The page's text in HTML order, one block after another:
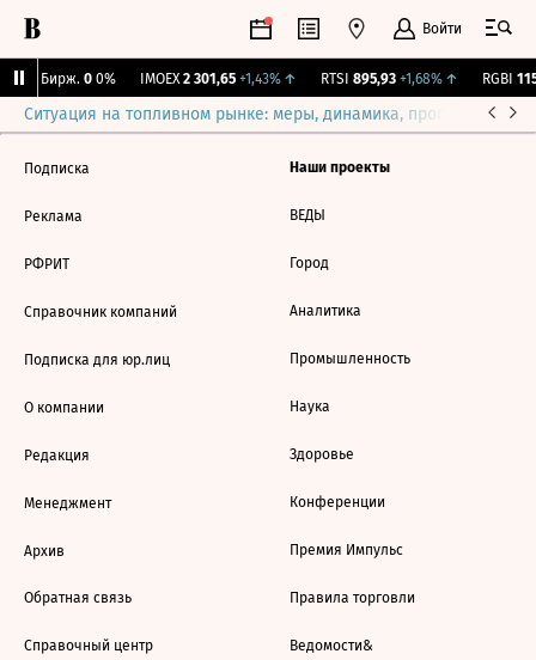
Войти
CNY Бирж. 0 0% IMOEX 2 301,65 +1,43%↑ RTSI 895,93 +1,68%↑ RGBI
Ситуация на топливном рынке: меры, динамика, прогнозы
Подписка
Реклама
РФРИТ
Справочник компаний
Подписка для юр.лиц
О компании
Редакция
Менеджмент
Архив
Обратная связь
Справочный центр
Наши проекты
ВЕДЫ
Город
Аналитика
Промышленность
Наука
Здоровье
Конференции
Премия Импульс
Правила торговли
Ведомости&